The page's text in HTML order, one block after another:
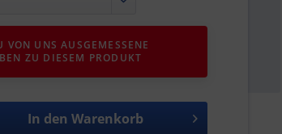
VON UNS AUSGEMESSENE
ZU DIESEM PRODUKT
In den Warenkorb